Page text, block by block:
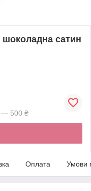
сатин
— 500 ₴
Оплата Умови